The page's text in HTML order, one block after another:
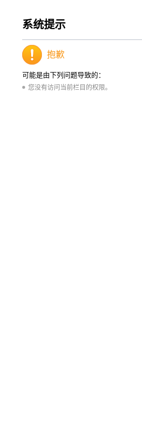
系统提示
抱歉
可能是由下列问题导致的：
您没有访问当前栏目的权限。